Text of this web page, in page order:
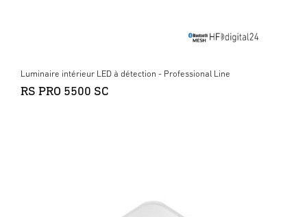
Luminaire intérieur LED à détection - Professional Line
RS PRO 5500 SC